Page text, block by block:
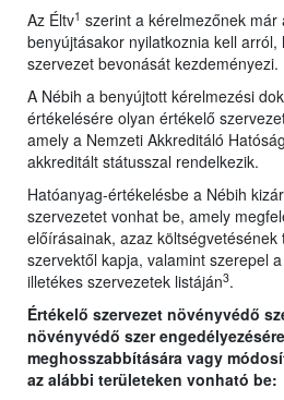
Az Éltv1 szerint a kérelmezőnek
benyújtásakor nyilatkoznia kell
szervezet bevonását kezdeményezi.
A Nébih a benyújtott kérelmezési
értékelésére olyan értékelő
amely a Nemzeti Akkreditáló
akkreditált státusszal rendelkezik.
Hatóanyag-értékelésbe a Nébih
szervezetet vonhat be, amely
előírásainak, azaz
szervektől kapja, valamint szerepel
illetékes szervezetek listáján3.
Értékelő szervezet növényvédő
növényvédő szer
meghosszabbítására vagy
az alábbi területeken vonható be: